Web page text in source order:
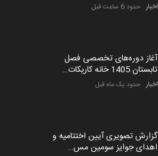
اخبار حدود 6 ساعت قبل
آغاز دوره‌های تخصصی فصل
تابستان 1405 خانه کاریکات…
اخبار حدود یک ماه قبل
گزارش تصویری آیین اختتامیه و
اهدای جوایز سومین مس…